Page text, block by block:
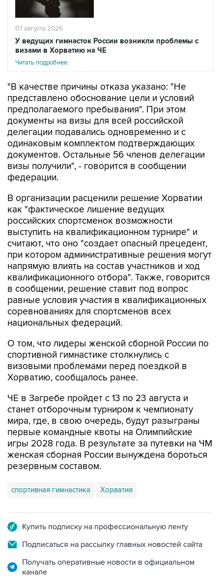
07 августа 2026
У ведущих гимнасток России возникли проблемы с
визами в Хорватию на ЧЕ
Читать подробнее
"В качестве причины отказа указано: "Не
представлено обоснование цели и условий
предполагаемого пребывания". При этом
документы на визы для всей российской
делегации подавались одновременно и с
одинаковым комплектом подтверждающих
документов. Остальные 56 членов делегации
визы получили", - говорится в сообщении
федерации.
В организации расценили решение Хорватии
как "фактическое лишение ведущих
российских спортсменок возможности
выступить на квалификационном турнире" и
считают, что оно "создает опасный прецедент,
при котором административные решения могут
напрямую влиять на состав участников и ход
квалификационного отбора". Также, говорится
в сообщении, решение ставит под вопрос
равные условия участия в квалификационных
соревнованиях для спортсменов всех
национальных федераций.
О том, что лидеры женской сборной России по
спортивной гимнастике столкнулись с
визовыми проблемами перед поездкой в
Хорватию, сообщалось ранее.
ЧЕ в Загребе пройдет с 13 по 23 августа и
станет отборочным турниром к чемпионату
мира, где, в свою очередь, будут разыграны
первые командные квоты на Олимпийские
игры 2028 года. В результате за путевки на ЧМ
женская сборная России вынуждена бороться
резервным составом.
спортивная гимнастика Хорватия
Купить подписку на профессиональную ленту
Подписаться на рассылку главных новостей сайта
Получать оперативные новости в официальном
канале